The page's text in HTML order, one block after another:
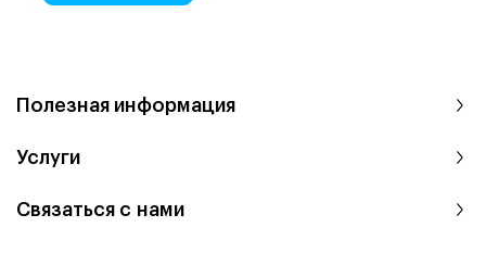
Полезная информация
Услуги
Связаться с нами